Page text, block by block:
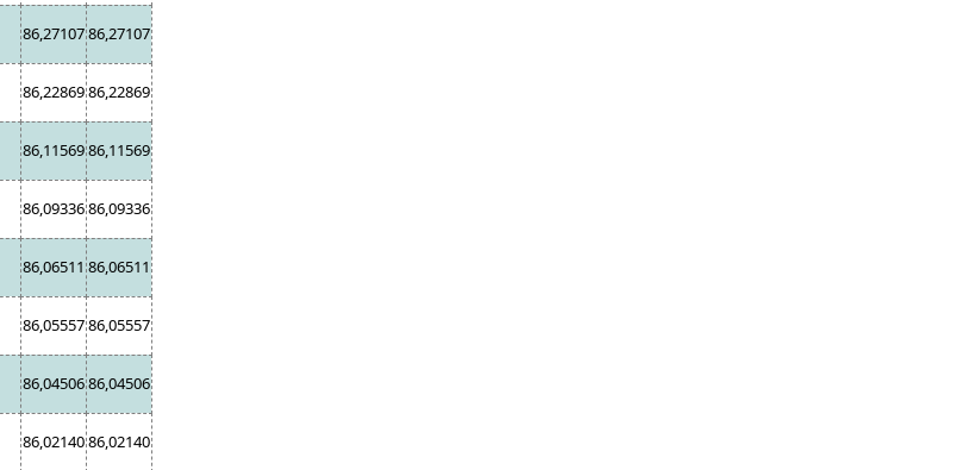
86,2710786,27107
86,2286986,22869
86,1156986,11569
86,0933686,09336
86,06511 86,06511
86,0555786,05557
86,0450686,04506
86,0214086,02140